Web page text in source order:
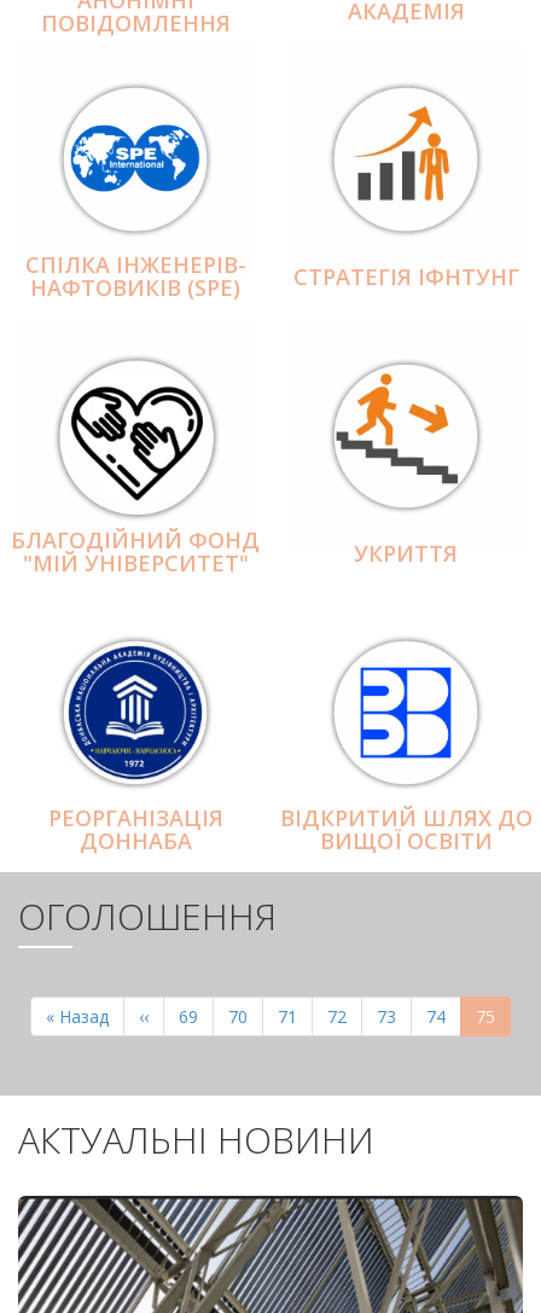
ПОВІДОМЛЕННЯ АКАДЕМІЯ
СПІЛКА ІНЖЕНЕРІВ-
НАФТОВИКІВ (SPE) СТРАТЕГІЯ ІФНТУНГ
БЛАГОДІЙНИЙ ФОНД
"МІЙ УНІВЕРСИТЕТ" УКРИТТЯ
РЕОРГАНІЗАЦІЯ
ДОННАБА
ВІДКРИТИЙ ШЛЯХ ДО
ВИЩОЇ ОСВІТИ
ОГОЛОШЕННЯ
СТОРІНКИ
Перша
сторінка
« Назад
Попередня
сторінка
‹‹ Page
69 Page
70 Page
71 Page
72 Page
73 Page
74 75
АКТУАЛЬНІ НОВИНИ